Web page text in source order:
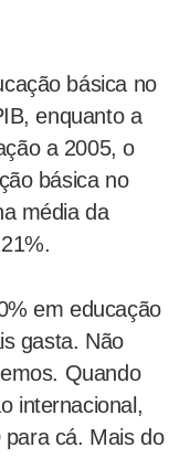
básica no
enquanto a
a 2005, o
básica no
média da
em educação
gasta. Não
Quando
internacional,
cá. Mais do